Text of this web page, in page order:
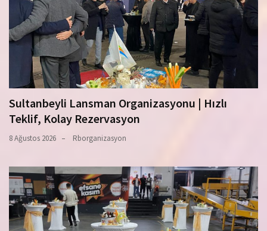
Sultanbeyli Lansman Organizasyonu | Hızlı
Teklif, Kolay Rezervasyon
8 Ağustos 2026 Rborganizasyon